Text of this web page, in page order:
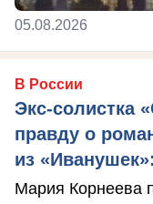
05.08.2026
В России
Экс-солистка
правду о
из
Мария Корнеева